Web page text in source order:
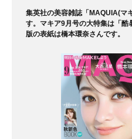
集英社の美容雑誌「MAQUIA(マ
す。マキア9月号の大特集は「酷
版の表紙は橋本環奈さんです。